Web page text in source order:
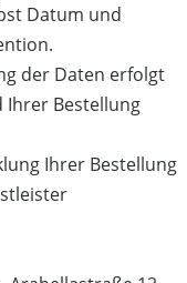
Datum und
der Daten erfolgt
Ihrer Bestellung
Ihrer Bestellung